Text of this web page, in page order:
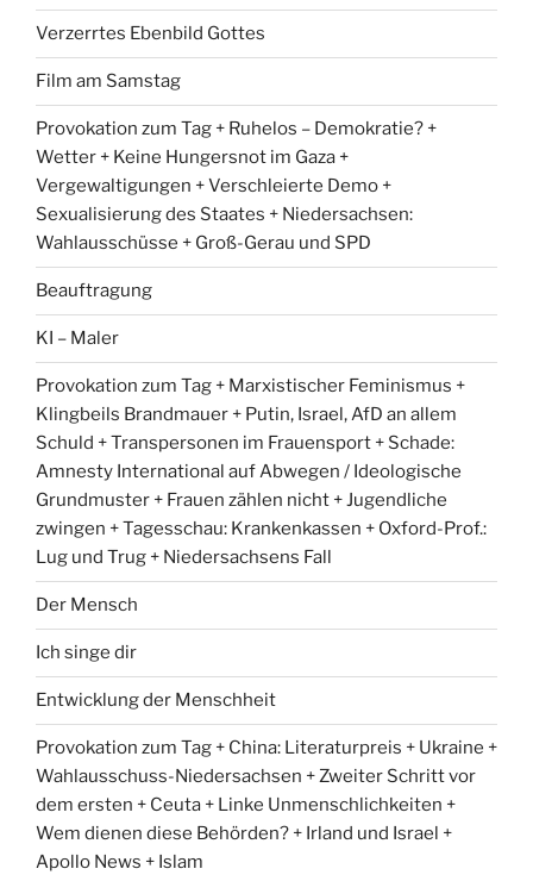
Verzerrtes Ebenbild Gottes
Film am Samstag
Provokation zum Tag + Ruhelos – Demokratie? +
Wetter + Keine Hungersnot im Gaza +
Vergewaltigungen + Verschleierte Demo +
Sexualisierung des Staates + Niedersachsen:
Wahlausschüsse + Groß-Gerau und SPD
Beauftragung
KI – Maler
Provokation zum Tag + Marxistischer Feminismus +
Klingbeils Brandmauer + Putin, Israel, AfD an allem
Schuld + Transpersonen im Frauensport + Schade:
Amnesty International auf Abwegen / Ideologische
Grundmuster + Frauen zählen nicht + Jugendliche
zwingen + Tagesschau: Krankenkassen + Oxford-Prof.:
Lug und Trug + Niedersachsens Fall
Der Mensch
Ich singe dir
Entwicklung der Menschheit
Provokation zum Tag + China: Literaturpreis + Ukraine +
Wahlausschuss-Niedersachsen + Zweiter Schritt vor
dem ersten + Ceuta + Linke Unmenschlichkeiten +
Wem dienen diese Behörden? + Irland und Israel +
Apollo News + Islam